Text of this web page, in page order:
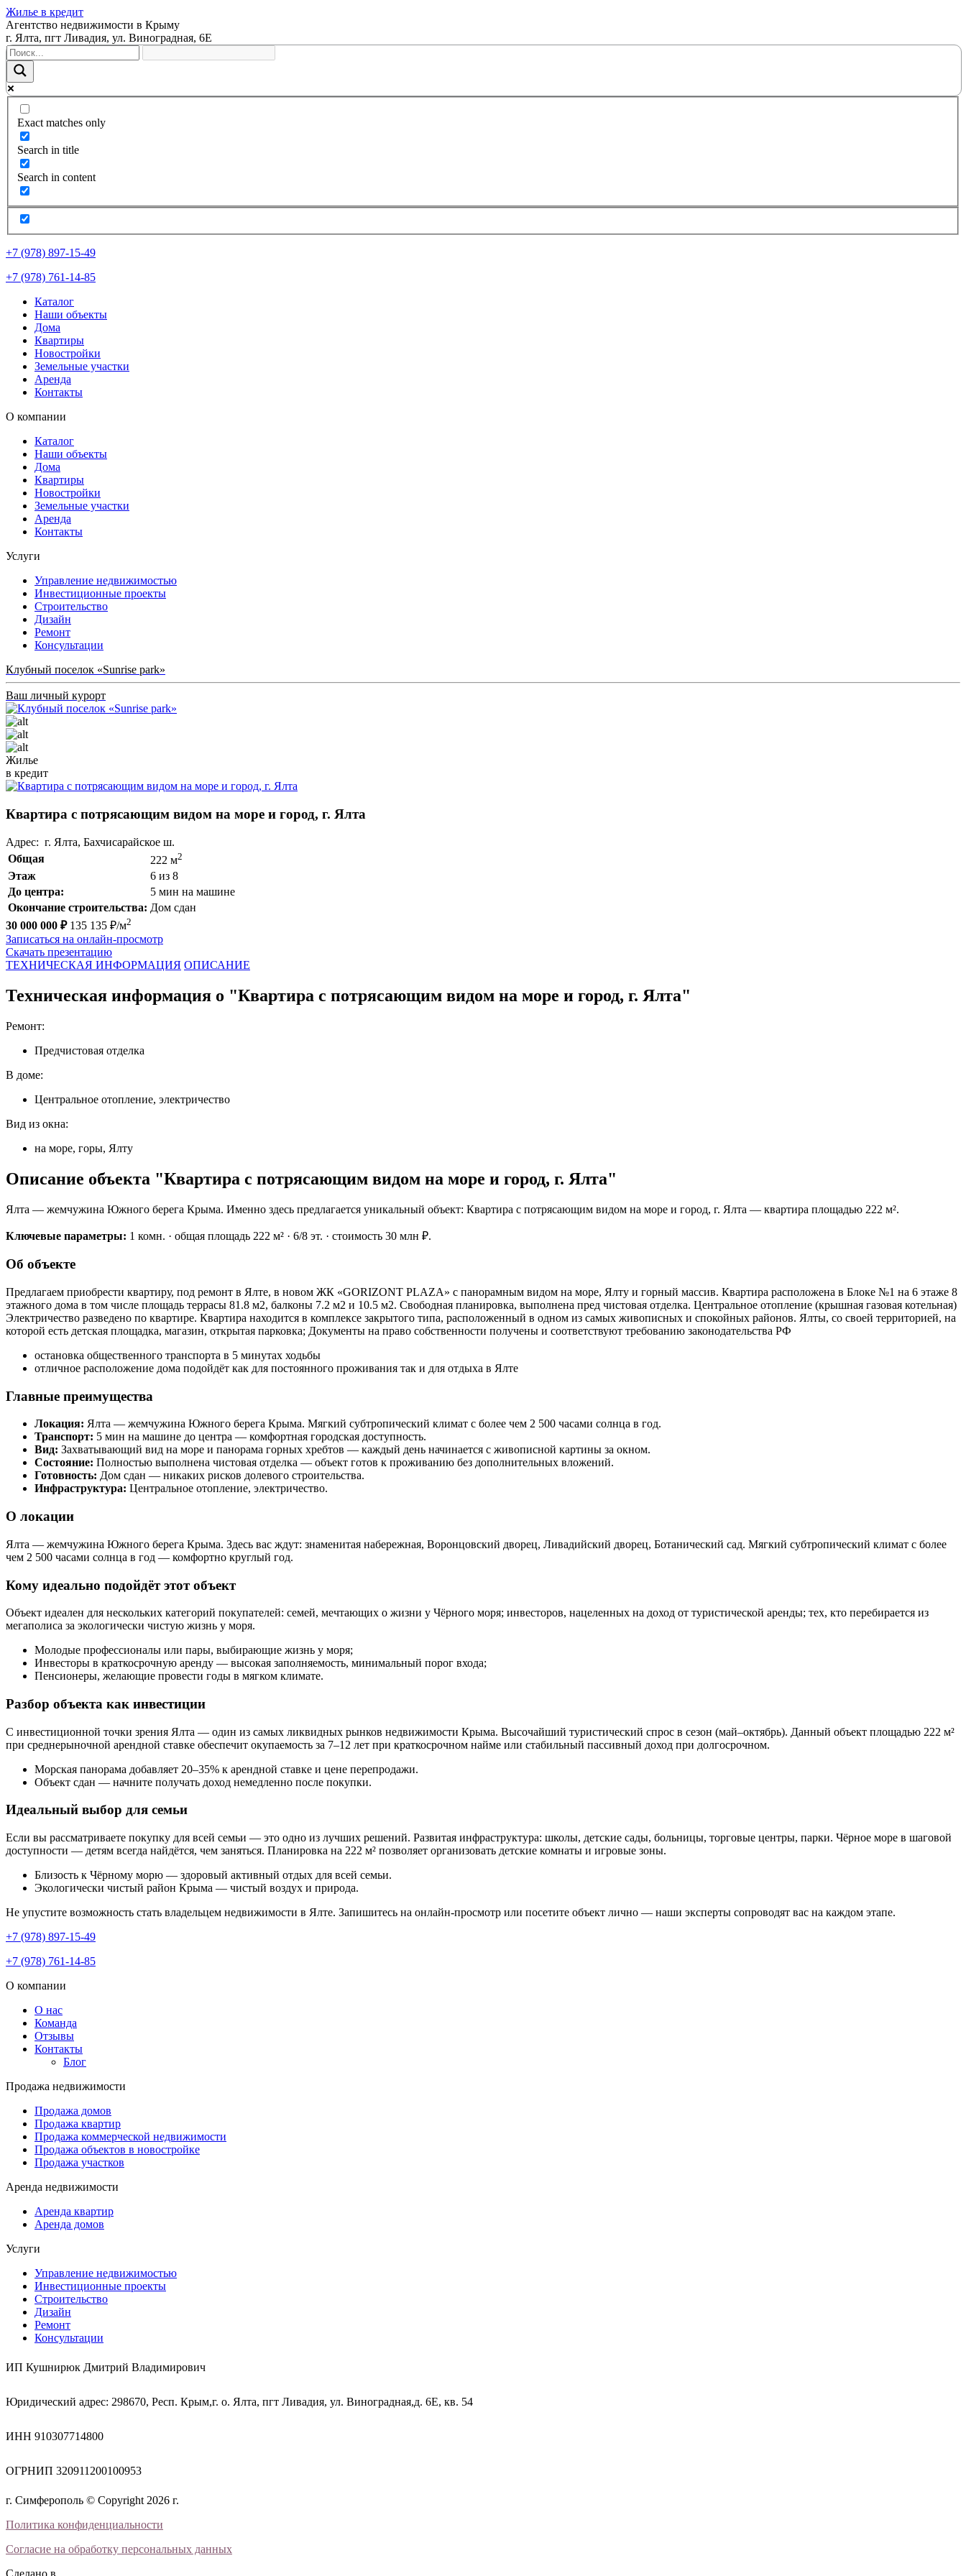
Жилье в кредит
Агентство недвижимости в Крыму
г. Ялта, пгт Ливадия, ул. Виноградная, 6Е
Exact matches only
Search in title
Search in content
+7 (978) 897-15-49
+7 (978) 761-14-85
Каталог
Наши объекты
Дома
Квартиры
Новостройки
Земельные участки
Аренда
Контакты
О компании
Каталог
Наши объекты
Дома
Квартиры
Новостройки
Земельные участки
Аренда
Контакты
Услуги
Управление недвижимостью
Инвестиционные проекты
Строительство
Дизайн
Ремонт
Консультации
Клубный поселок «Sunrise park»
Ваш личный курорт
Жилье
в кредит
Квартира с потрясающим видом на море и город, г. Ялта
Адрес: г. Ялта, Бахчисарайское ш.
Общая
222 м2
Этаж
6 из 8
До центра:
5 мин на машине
Окончание строительства: Дом сдан
30 000 000 ₽ 135 135 ₽/м2
Записаться на онлайн-просмотр
Скачать презентацию
ТЕХНИЧЕСКАЯ ИНФОРМАЦИЯ ОПИСАНИЕ
Техническая информация о "Квартира с потрясающим видом на море и город, г. Ялта"
Ремонт:
Предчистовая отделка
В доме:
Центральное отопление, электричество
Вид из окна:
на море, горы, Ялту
Описание объекта "Квартира с потрясающим видом на море и город, г. Ялта"
Ялта — жемчужина Южного берега Крыма. Именно здесь предлагается уникальный объект: Квартира с потрясающим видом на море и город, г. Ялта — квартира площадью 222 м².
Ключевые параметры: 1 комн. · общая площадь 222 м² · 6/8 эт. · стоимость 30 млн ₽.
Об объекте
Предлагаем приобрести квартиру, под ремонт в Ялте, в новом ЖК «GORIZONT PLAZA» с панорамным видом на море, Ялту и горный массив. Квартира расположена в Блоке №1 на 6 этаже 8
этажного дома в том числе площадь террасы 81.8 м2, балконы 7.2 м2 и 10.5 м2. Свободная планировка, выполнена пред чистовая отделка. Центральное отопление (крышная газовая котельная)
Электричество разведено по квартире. Квартира находится в комплексе закрытого типа, расположенный в одном из самых живописных и спокойных районов. Ялты, со своей территорией, на
которой есть детская площадка, магазин, открытая парковка; Документы на право собственности получены и соответствуют требованию законодательства РФ
остановка общественного транспорта в 5 минутах ходьбы
отличное расположение дома подойдёт как для постоянного проживания так и для отдыха в Ялте
Главные преимущества
Локация: Ялта — жемчужина Южного берега Крыма. Мягкий субтропический климат с более чем 2 500 часами солнца в год.
Транспорт: 5 мин на машине до центра — комфортная городская доступность.
Вид: Захватывающий вид на море и панорама горных хребтов — каждый день начинается с живописной картины за окном.
Состояние: Полностью выполнена чистовая отделка — объект готов к проживанию без дополнительных вложений.
Готовность: Дом сдан — никаких рисков долевого строительства.
Инфраструктура: Центральное отопление, электричество.
О локации
Ялта — жемчужина Южного берега Крыма. Здесь вас ждут: знаменитая набережная, Воронцовский дворец, Ливадийский дворец, Ботанический сад. Мягкий субтропический климат с более
чем 2 500 часами солнца в год — комфортно круглый год.
Кому идеально подойдёт этот объект
Объект идеален для нескольких категорий покупателей: семей, мечтающих о жизни у Чёрного моря; инвесторов, нацеленных на доход от туристической аренды; тех, кто перебирается из
мегаполиса за экологически чистую жизнь у моря.
Молодые профессионалы или пары, выбирающие жизнь у моря;
Инвесторы в краткосрочную аренду — высокая заполняемость, минимальный порог входа;
Пенсионеры, желающие провести годы в мягком климате.
Разбор объекта как инвестиции
С инвестиционной точки зрения Ялта — один из самых ликвидных рынков недвижимости Крыма. Высочайший туристический спрос в сезон (май–октябрь). Данный объект площадью 222 м²
при среднерыночной арендной ставке обеспечит окупаемость за 7–12 лет при краткосрочном найме или стабильный пассивный доход при долгосрочном.
Морская панорама добавляет 20–35% к арендной ставке и цене перепродажи.
Объект сдан — начните получать доход немедленно после покупки.
Идеальный выбор для семьи
Если вы рассматриваете покупку для всей семьи — это одно из лучших решений. Развитая инфраструктура: школы, детские сады, больницы, торговые центры, парки. Чёрное море в шаговой
доступности — детям всегда найдётся, чем заняться. Планировка на 222 м² позволяет организовать детские комнаты и игровые зоны.
Близость к Чёрному морю — здоровый активный отдых для всей семьи.
Экологически чистый район Крыма — чистый воздух и природа.
Не упустите возможность стать владельцем недвижимости в Ялте. Запишитесь на онлайн-просмотр или посетите объект лично — наши эксперты сопроводят вас на каждом этапе.
+7 (978) 897-15-49
+7 (978) 761-14-85
О компании
О нас
Команда
Отзывы
Контакты
Блог
Продажа недвижимости
Продажа домов
Продажа квартир
Продажа коммерческой недвижимости
Продажа объектов в новостройке
Продажа участков
Аренда недвижимости
Аренда квартир
Аренда домов
Услуги
Управление недвижимостью
Инвестиционные проекты
Строительство
Дизайн
Ремонт
Консультации
ИП Кушнирюк Дмитрий Владимирович
Юридический адрес: 298670, Респ. Крым,г. о. Ялта, пгт Ливадия, ул. Виноградная,д. 6Е, кв. 54
ИНН 910307714800
ОГРНИП 320911200100953
г. Симферополь © Copyright 2026 г.
Политика конфиденциальности
Согласие на обработку персональных данных